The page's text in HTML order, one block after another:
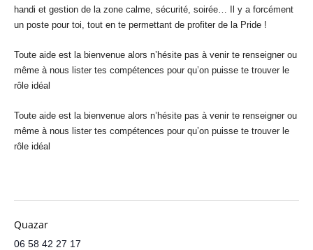
handi et gestion de la zone calme, sécurité, soirée… Il y a forcément
un poste pour toi, tout en te permettant de profiter de la Pride !
Toute aide est la bienvenue alors n’hésite pas à venir te renseigner ou
même à nous lister tes compétences pour qu’on puisse te trouver le
rôle idéal
Toute aide est la bienvenue alors n’hésite pas à venir te renseigner ou
même à nous lister tes compétences pour qu’on puisse te trouver le
rôle idéal
Quazar
06 58 42 27 17